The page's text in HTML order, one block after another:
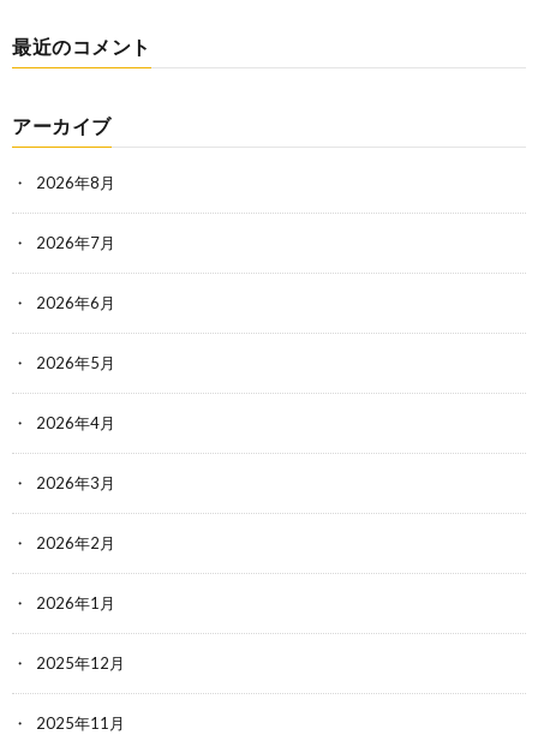
最近のコメント
アーカイブ
2026年8月
2026年7月
2026年6月
2026年5月
2026年4月
2026年3月
2026年2月
2026年1月
2025年12月
2025年11月